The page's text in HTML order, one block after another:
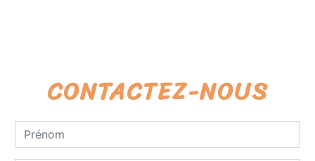
CONTACTEZ-NOUS